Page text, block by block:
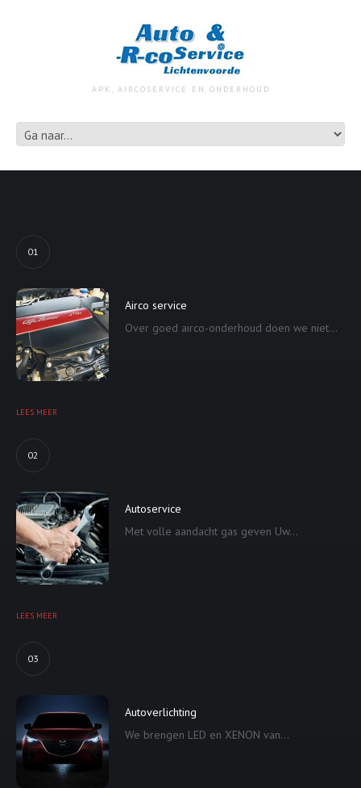
APK, AIRCOSERVICE EN ONDERHOUD
01
Airco service
Over goed airco-onderhoud doen we niet...
LEES MEER
02
Autoservice
Met volle aandacht gas geven Uw...
LEES MEER
03
Autoverlichting
We brengen LED en XENON van...